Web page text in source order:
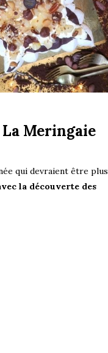
Meringaie
qui devraient être plus
la découverte des